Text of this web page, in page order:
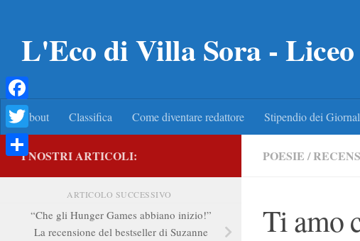
L'Eco di Villa Sora - Liceo
About Classifica Come diventare redattore Stipendio dei
POESIE /
Ti amo
I NOSTRI ARTICOLI:
ARTICOLO SUCCESSIVO
“Che gli Hunger Games abbiano inizio!”
La recensione del bestseller di Suzanne
Facebook
Twitter